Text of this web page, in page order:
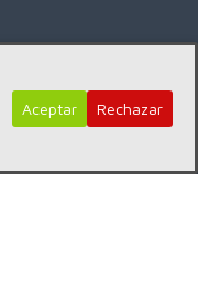
Aceptar Rechazar